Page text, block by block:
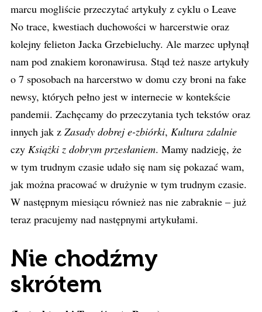
marcu mogliście przeczytać artykuły z cyklu o Leave
No trace, kwestiach duchowości w harcerstwie oraz
kolejny felieton Jacka Grzebieluchy. Ale marzec upłynął
nam pod znakiem koronawirusa. Stąd też nasze artykuły
o 7 sposobach na harcerstwo w domu czy broni na fake
newsy, których pełno jest w internecie w kontekście
pandemii. Zachęcamy do przeczytania tych tekstów oraz
innych jak z Zasady dobreje-zbiórki, Kultura zdalnie
czy Książki z dobrym przesłaniem. Mamy nadzieję, że
w tym trudnym czasie udało się nam się pokazać wam,
jak można pracować w drużynie w tym trudnym czasie.
W następnym miesiącu również nas nie zabraknie – już
teraz pracujemy nad następnymi artykułami.
Nie chodźmy
skrótem